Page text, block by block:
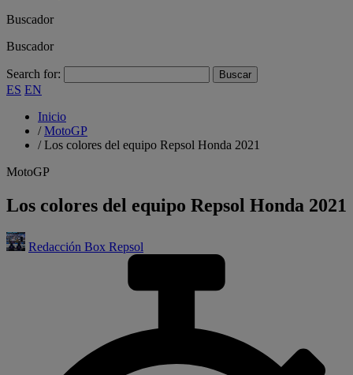
Buscador
Buscador
Search for:
ES EN
Inicio
/MotoGP
/Los colores del equipo Repsol Honda 2021
MotoGP
Los colores del equipo Repsol Honda 2021
Redacción Box Repsol